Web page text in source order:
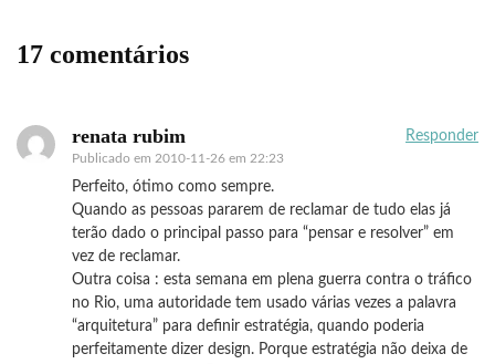
17 comentários
renata rubim
Publicado em 2010-11-26 em 22:23
Responder
Perfeito, ótimo como sempre.
Quando as pessoas pararem de reclamar de tudo elas já
terão dado o principal passo para “pensar e resolver” em
vez de reclamar.
Outra coisa : esta semana em plena guerra contra o tráfico
no Rio, uma autoridade tem usado várias vezes a palavra
“arquitetura” para definir estratégia, quando poderia
perfeitamente dizer design. Porque estratégia não deixa de